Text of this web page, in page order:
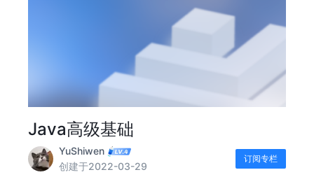
Java高级基础
YuShiwen
创建于2022-03-29
订阅专栏